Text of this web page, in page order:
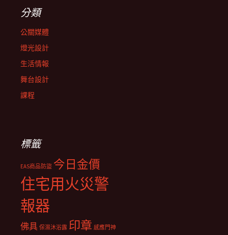
分類
公關媒體
燈光設計
生活情報
舞台設計
課程
標籤
EAS商品防盜 今日金價
住宅用火災警
報器
佛具 保濕沐浴露 印章 感應門神